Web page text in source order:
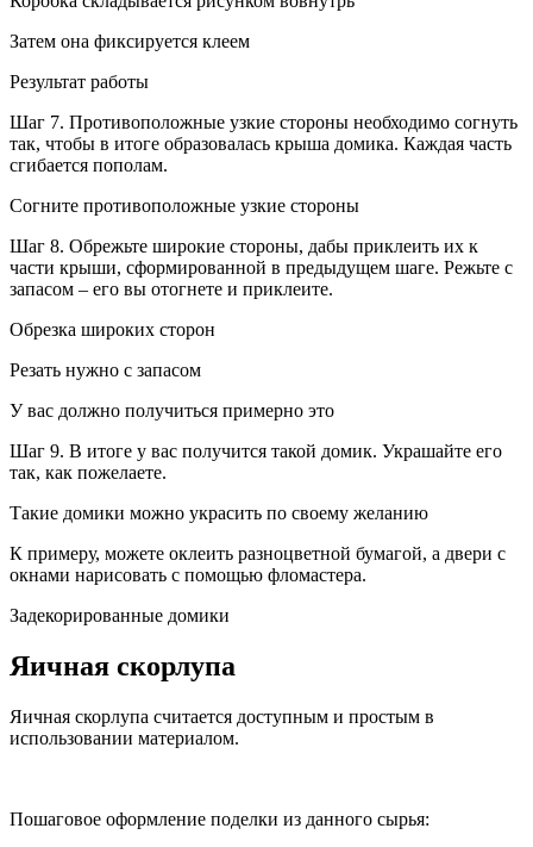
Затем она фиксируется клеем
Результат работы
Шаг 7. Противоположные узкие стороны необходимо согнуть
так, чтобы в итоге образовалась крыша домика. Каждая часть
сгибается пополам.
Согните противоположные узкие стороны
Шаг 8. Обрежьте широкие стороны, дабы приклеить их к
части крыши, сформированной в предыдущем шаге. Режьте с
запасом – его вы отогнете и приклеите.
Обрезка широких сторон
Резать нужно с запасом
У вас должно получиться примерно это
Шаг 9. В итоге у вас получится такой домик. Украшайте его
так, как пожелаете.
Такие домики можно украсить по своему желанию
К примеру, можете оклеить разноцветной бумагой, а двери с
окнами нарисовать с помощью фломастера.
Задекорированные домики
Яичная скорлупа
Яичная скорлупа считается доступным и простым в
использовании материалом.
Пошаговое оформление поделки из данного сырья: